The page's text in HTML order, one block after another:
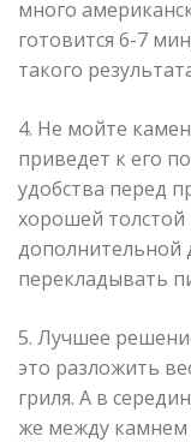
много
готовится 6-7
такого
4. Не мойте
приведет к его
удобства перед
хорошей
дополнительной
перекладывать
5. Лучшее
это разложить
гриля. А в
же между камнем